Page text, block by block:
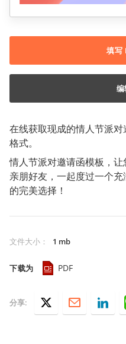
在线获取现成的情人节派
格式。
情人节派对邀请函模板，
亲朋好友，一起度过一个
的完美选择！
文件大小 ： 1 mb
下载为 PDF
填写
分享: